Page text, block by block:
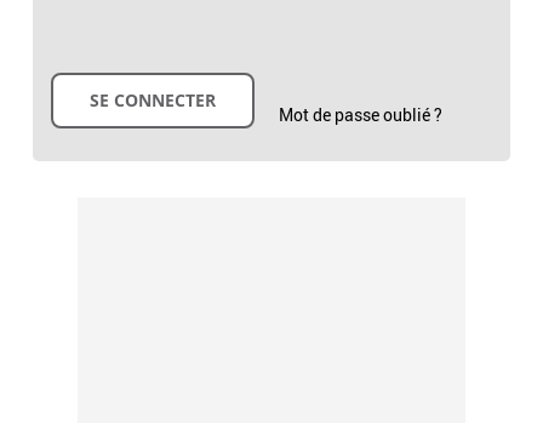
Mot de passe oublié ?